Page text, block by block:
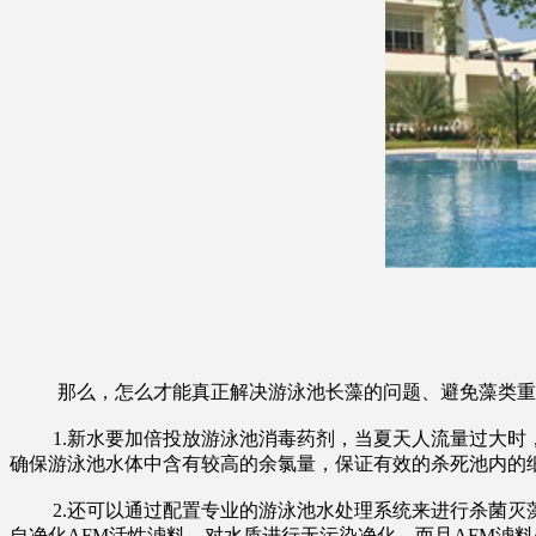
那么，怎么才能真正解决游泳池长藻的问题、避免藻类重
1.新水要加倍投放游泳池消毒药剂，当夏天人流量过大
确保游泳池水体中含有较高的余氯量，保证有效的杀死池内
2.还可以通过配置专业的游泳池水处理系统来进行杀菌